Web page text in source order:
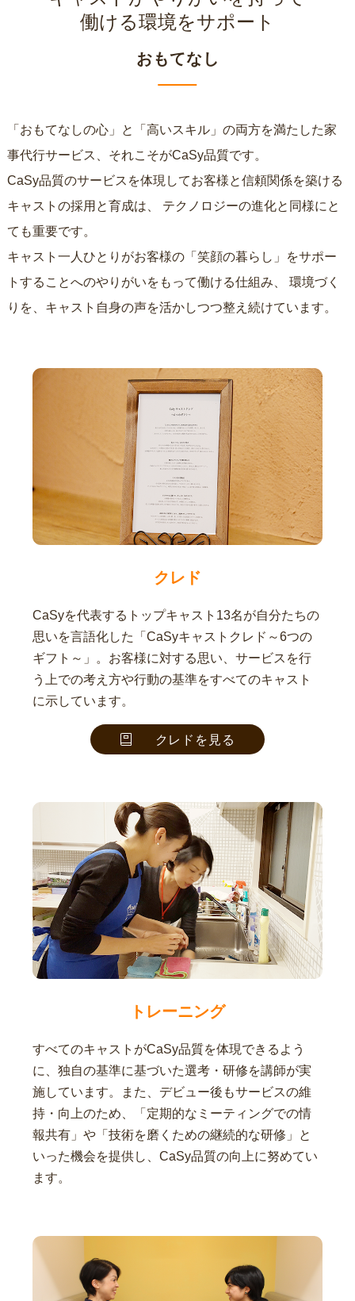
働ける環境をサポート
おもてなし
「おもてなしの心」と「高いスキル」の両方を満たした家
事代行サービス、それこそがCaSy品質です。
CaSy品質のサービスを体現してお客様と信頼関係を築ける
キャストの採用と育成は、
ても重要です。
キャスト一人ひとりがお客様の「笑顔の暮らし」をサポー
トすることへのやりがいをもって働ける仕組み、
りを、キャスト自身の声を活かしつつ整え続けています。
クレド
CaSyを代表するトップキャスト13名が自分たちの
思いを言語化した「CaSyキャストクレド～6つの
ギフト～」。お客様に対する思い、サービスを行
う上での考え方や行動の基準をすべてのキャスト
に示しています。
クレドを見る
トレーニング
すべてのキャストがCaSy品質を体現できるよう
に、独自の基準に基づいた選考・研修を講師が実
施しています。また、デビュー後もサービスの維
持・向上のため、「定期的なミーティングでの情
報共有」や「技術を磨くための継続的な研修」と
いった機会を提供し、CaSy品質の向上に努めてい
ます。